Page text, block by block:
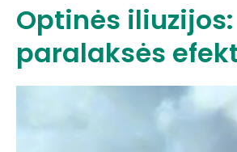
Optinės iliuzijos:
paralaksės